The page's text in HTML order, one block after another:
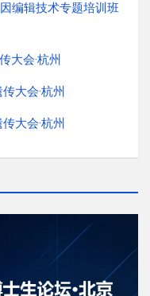
编辑技术专题培训班
大会·杭州
大会·杭州
大会·杭州